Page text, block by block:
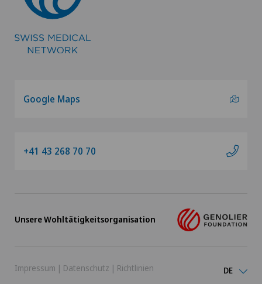
Google Maps
+41 43 268 70 70
Unsere Wohltätigkeitsorganisation
Impressum | Datenschutz | Richtlinien DE